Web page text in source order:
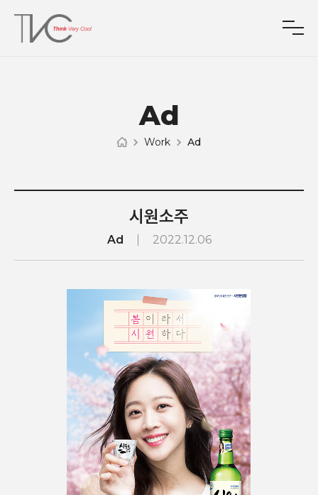
Ad
Work Ad
시원소주
Ad 2022.12.06